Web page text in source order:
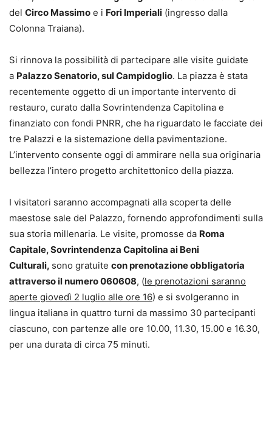
del Circo Massimo e i Fori Imperiali (ingresso dalla
Colonna Traiana).
Si rinnova la possibilità di partecipare alle visite guidate
a Palazzo Senatorio, sul Campidoglio. La piazza è stata
recentemente oggetto di un importante intervento di
restauro, curato dalla Sovrintendenza Capitolina e
finanziato con fondi PNRR, che ha riguardato le facciate dei
tre Palazzi e la sistemazione della pavimentazione.
L’intervento consente oggi di ammirare nella sua originaria
bellezza l’intero progetto architettonico della piazza.
I visitatori saranno accompagnati alla scoperta delle
maestose sale del Palazzo, fornendo approfondimenti sulla
sua storia millenaria. Le visite, promosse da Roma
Capitale, Sovrintendenza Capitolina ai Beni
Culturali, sono gratuite con prenotazione obbligatoria
attraverso il numero 060608, (le prenotazioni saranno
aperte giovedì 2 luglio alle ore 16) e si svolgeranno in
lingua italiana in quattro turni da massimo 30 partecipanti
ciascuno, con partenze alle ore 10.00, 11.30, 15.00 e 16.30,
per una durata di circa 75 minuti.